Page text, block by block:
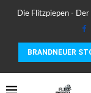
Die Flitzpiepen -
BRANDNEUER
COROS PACE 4 IM